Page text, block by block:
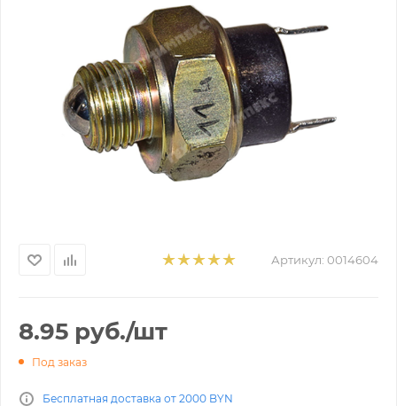
Артикул: 0014604
8.95 руб./шт
Под заказ
Бесплатная доставка от 2000 BYN